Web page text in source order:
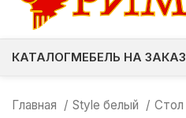
КАТАЛОГМЕБЕЛЬ НА ЗАКАЗ
Главная Style белый Стол